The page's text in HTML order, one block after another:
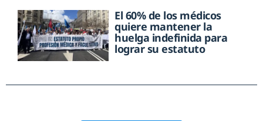
El 60% de los médicos
quiere mantener la
huelga indefinida para
lograr su estatuto